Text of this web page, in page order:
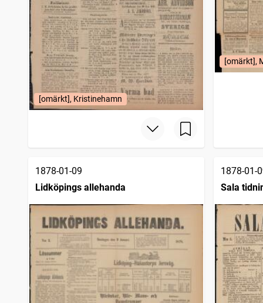
[omärkt], Kristinehamn
[omärkt],
1878-01-09
Lidköpings allehanda
1878-01-
Sala